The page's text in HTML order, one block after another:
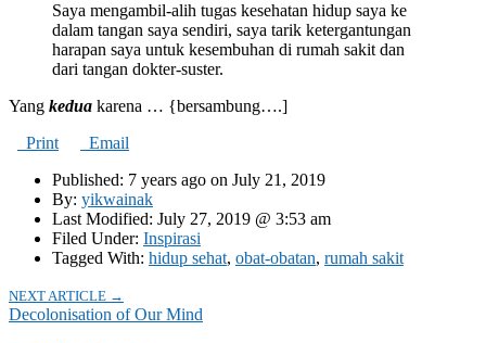
Saya mengambil-alih tugas kesehatan hidup saya ke
dalam tangan saya sendiri, saya tarik ketergantungan
harapan saya untuk kesembuhan di rumah sakit dan
dari tangan dokter-suster.
Yang kedua karena … {bersambung….]
Print
Email
Published: 7 years ago on July 21, 2019
By: yikwainak
Last Modified: July 27, 2019 @ 3:53 am
Filed Under: Inspirasi
Tagged With: hidup sehat, obat-obatan, rumah sakit
NEXT ARTICLE →
Decolonisation of Our Mind